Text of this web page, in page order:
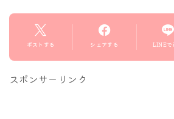
ポストする シェアする LINEで
スポンサーリンク